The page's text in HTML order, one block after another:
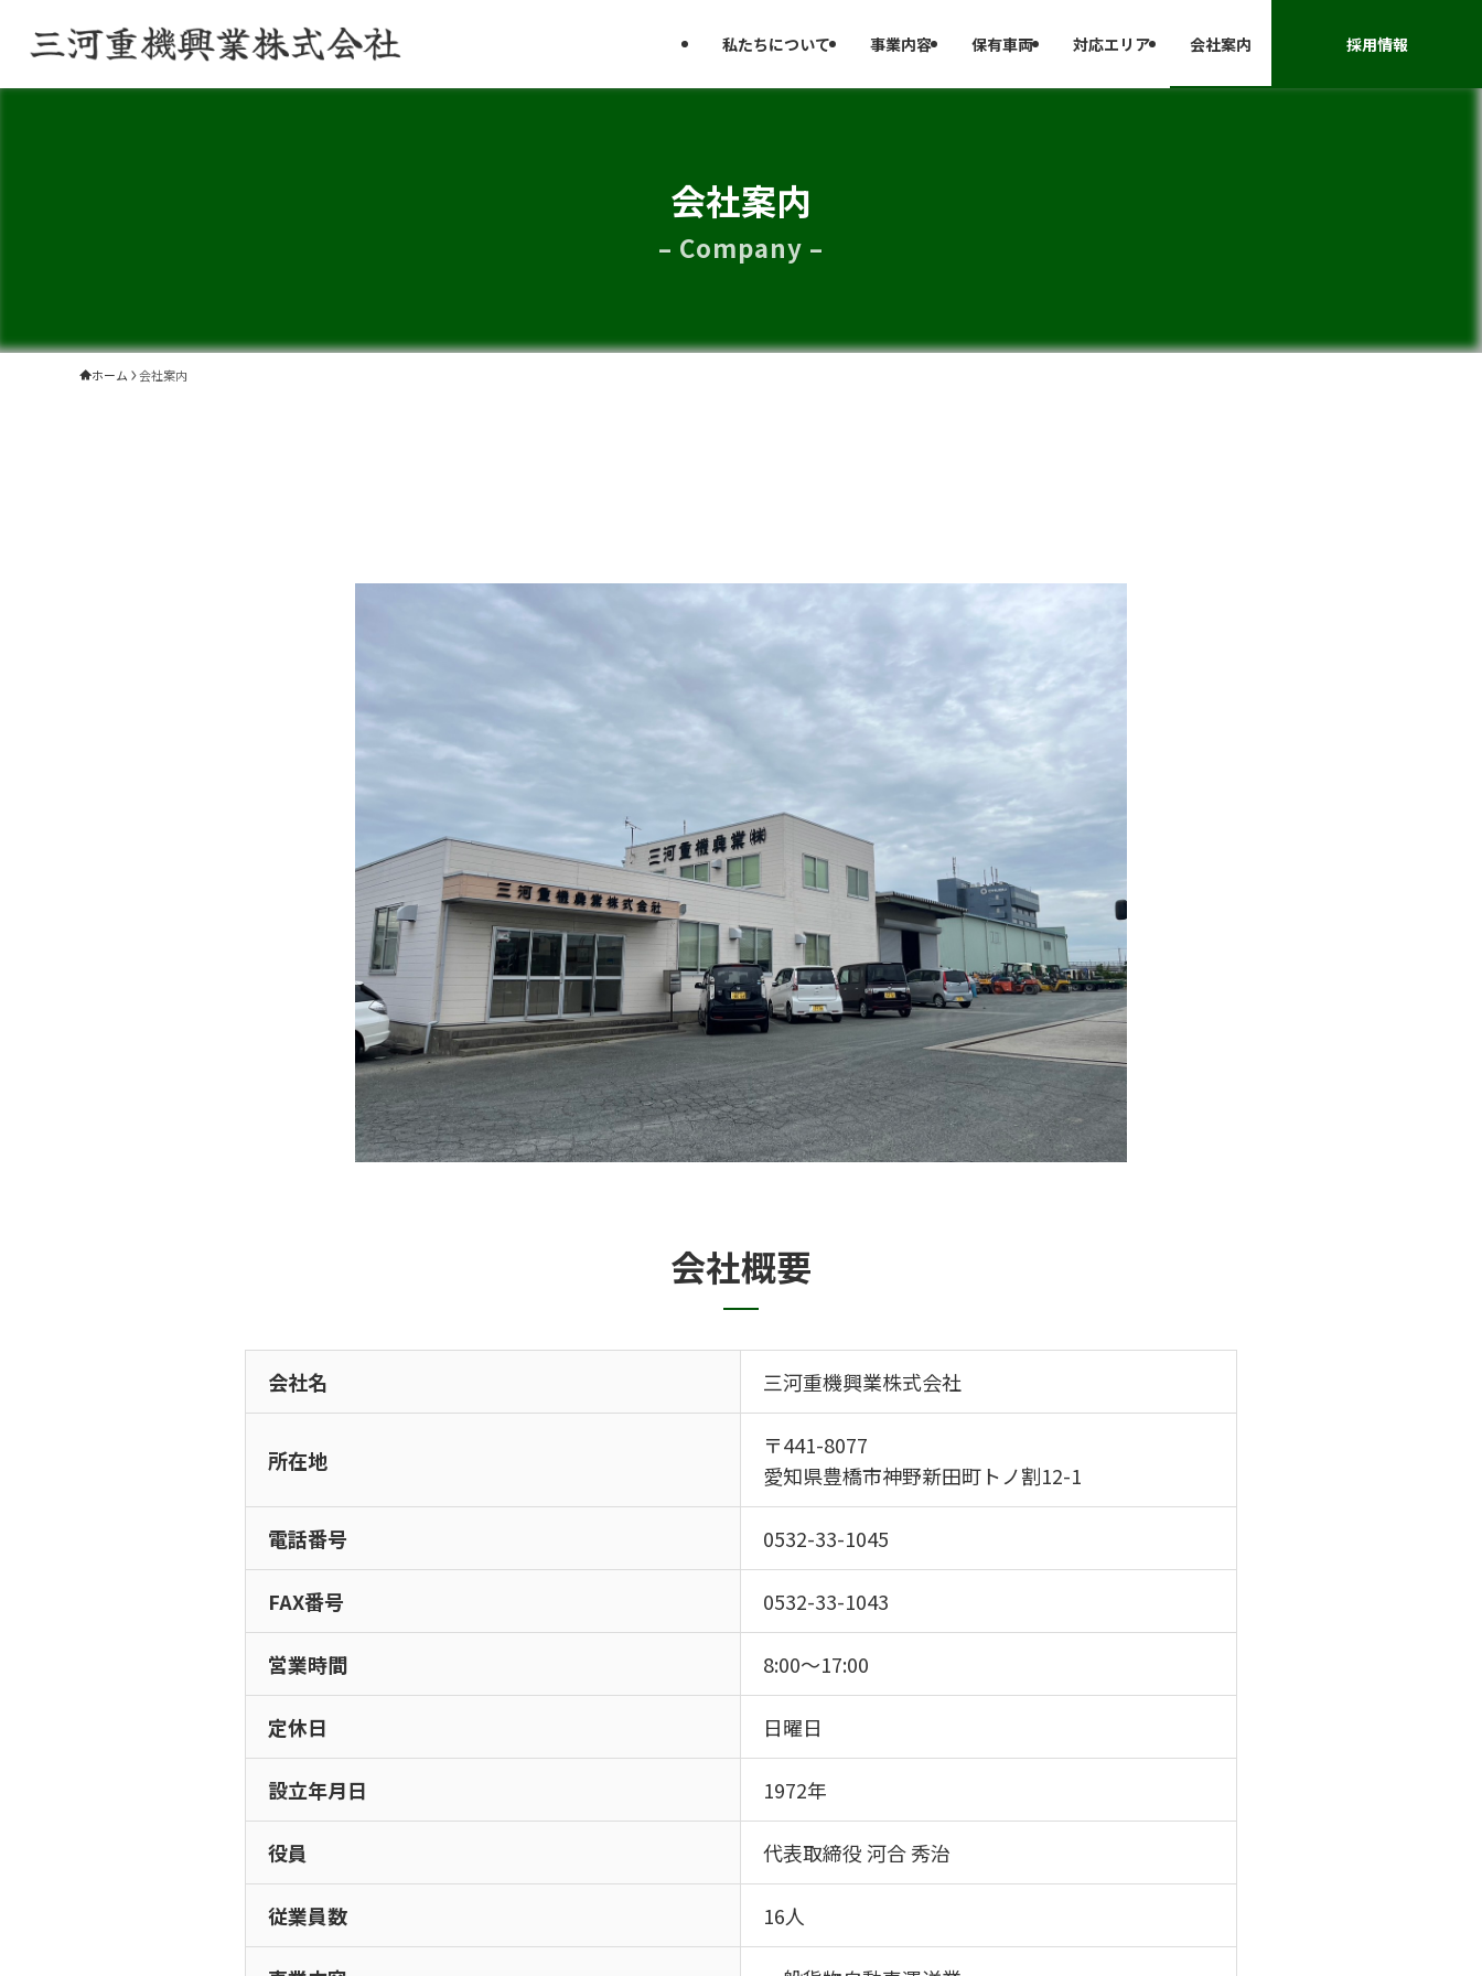
私たちについて 事業内容 保有車両 対応エリア 会社案内 採用情報
会社案内
– Company –
ホーム 会社案内
会社概要
会社名 三河重機興業株式会社
所在地
〒441-8077
愛知県豊橋市神野新田町トノ割12-1
電話番号 0532-33-1045
FAX番号 0532-33-1043
営業時間 8:00～17:00
定休日 日曜日
設立年月日 1972年
役員 代表取締役 河合 秀治
従業員数 16人